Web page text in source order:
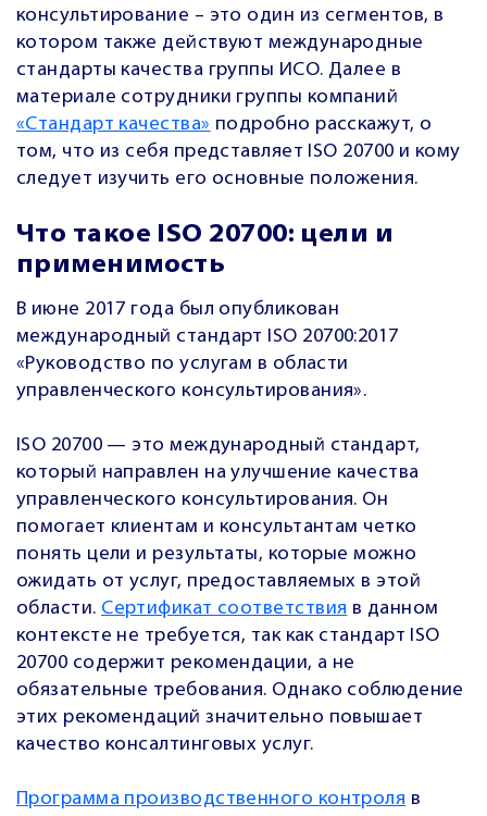
консультирование – это один из сегментов, в
котором также действуют международные
стандарты качества группы ИСО. Далее в
материале сотрудники группы компаний
«Стандарт качества» подробно расскажут, о
том, что из себя представляет ISO 20700 и кому
следует изучить его основные положения.
Что такое ISO 20700: цели и
применимость
В июне 2017 года был опубликован
международный стандарт ISO 20700:2017
«Руководство по услугам в области
управленческого консультирования».
ISO 20700 — это международный стандарт,
который направлен на улучшение качества
управленческого консультирования. Он
помогает клиентам и консультантам четко
понять цели и результаты, которые можно
ожидать от услуг, предоставляемых в этой
области. Сертификат соответствия в данном
контексте не требуется, так как стандарт ISO
20700 содержит рекомендации, а не
обязательные требования. Однако соблюдение
этих рекомендаций значительно повышает
качество консалтинговых услуг.
Программа производственного контроля в